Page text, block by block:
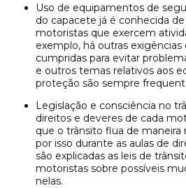
Uso de equipamentos de segurança: A obrigatoriedade
do capacete já é conhecida
motoristas que exercem
exemplo, há outras
cumpridas para evitar
e outros temas relativos aos
proteção são sempre
Legislação e consciência no trânsito: Ter ciência dos
direitos e deveres de cada
que o trânsito flua de maneira
por isso durante as aulas de
são explicadas as leis de
motoristas sobre possíveis
nelas.